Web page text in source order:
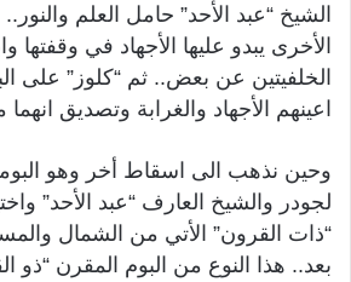
الشيخ “عبد الأحد” حامل العلم
الأخرى يبدو عليها الأجهاد في وقفتها
الخلفيتين عن بعض.. ثم “كلوز” على
اعينهم الأجهاد والغرابة وتصديق انهما
وحين نذهب الى اسقاط أخر وهو
لجودر والشيخ العارف “عبد الأحد”
“ذات القرون” الأتي من الشمال
بعد.. هذا النوع من البوم المقرن “ذو